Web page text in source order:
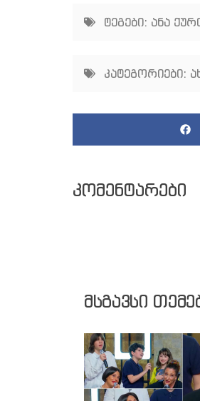
ტეგები: ანა
კატეგორიები:
კომენტარები
მსგავსი